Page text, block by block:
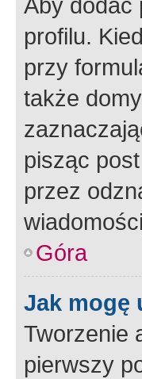
profilu.
przy
także
pisząc
przez
Góra
Jak mogę
Tworzenie
pierwszy